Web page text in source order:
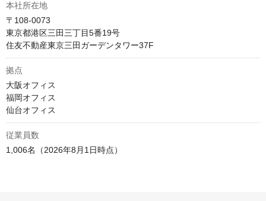
本社所在地
〒108-0073
東京都港区三田三丁目5番19号
住友不動産東京三田ガーデンタワー37F
拠点
大阪オフィス
福岡オフィス
仙台オフィス
従業員数
1,006名（2026年8月1日時点）